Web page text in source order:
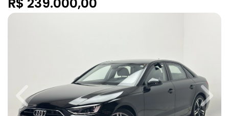
Previous Next